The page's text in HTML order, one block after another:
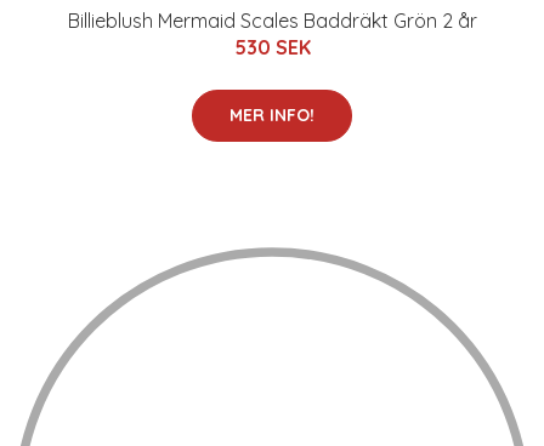
Billieblush Mermaid Scales Baddräkt Grön 2 år
530 SEK
MER INFO!